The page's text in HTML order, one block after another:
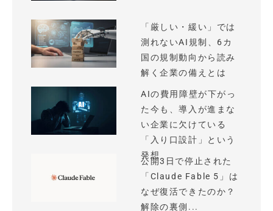
「厳しい・緩い」では
測れないAI規制、6カ
国の規制動向から読み
解く企業の備えとは
AIの費用障壁が下がっ
た今も、導入が進まな
い企業に欠けている
「入り口設計」という
発想
公開3日で停止された
「Claude Fable 5」は
なぜ復活できたのか？
解除の裏側...